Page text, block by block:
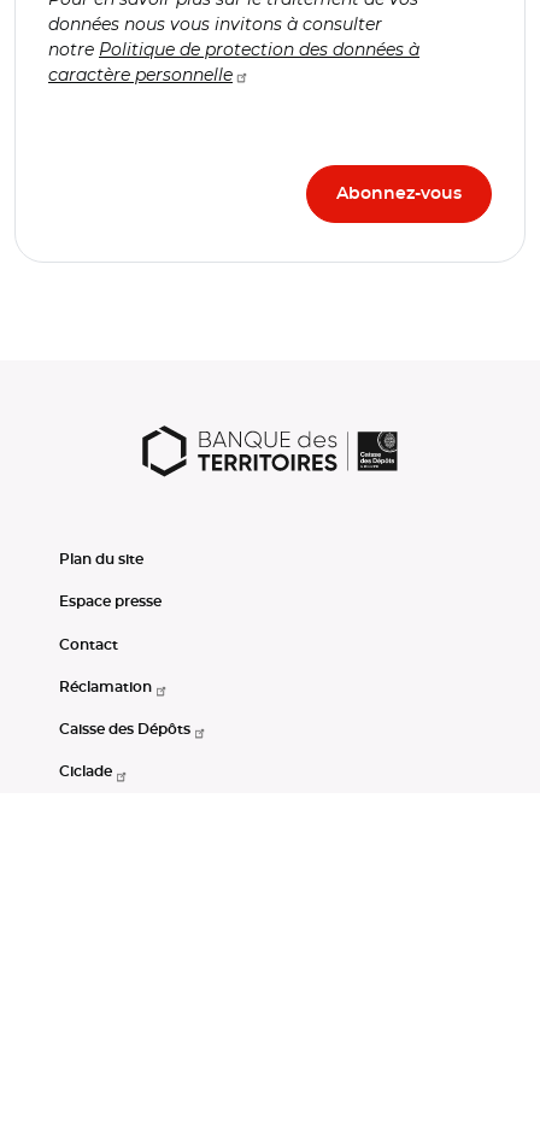
données nous vous invitons à consulter
notre Politique de protection des données à
caractère personnelle
Plan du site
Espace presse
Contact
Réclamation
Caisse des Dépôts
Ciclade